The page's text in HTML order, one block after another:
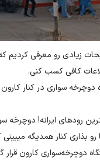
زیادی رو معرفی
کافی کسب کنی.
دوچرخه سواری در کنار
رودهای ایرانه!
بذاری کنار همدیگه
دوچرخه‌سواری کارون